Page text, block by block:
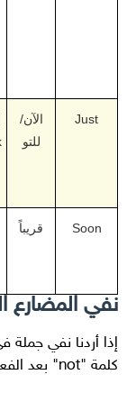
Just
الآن/
للتو
Soon قريباً
نفي المضارع
إذا أردنا نفي
كلمة "not" بعد الفعل المساعد (am/are/is)، مثل: